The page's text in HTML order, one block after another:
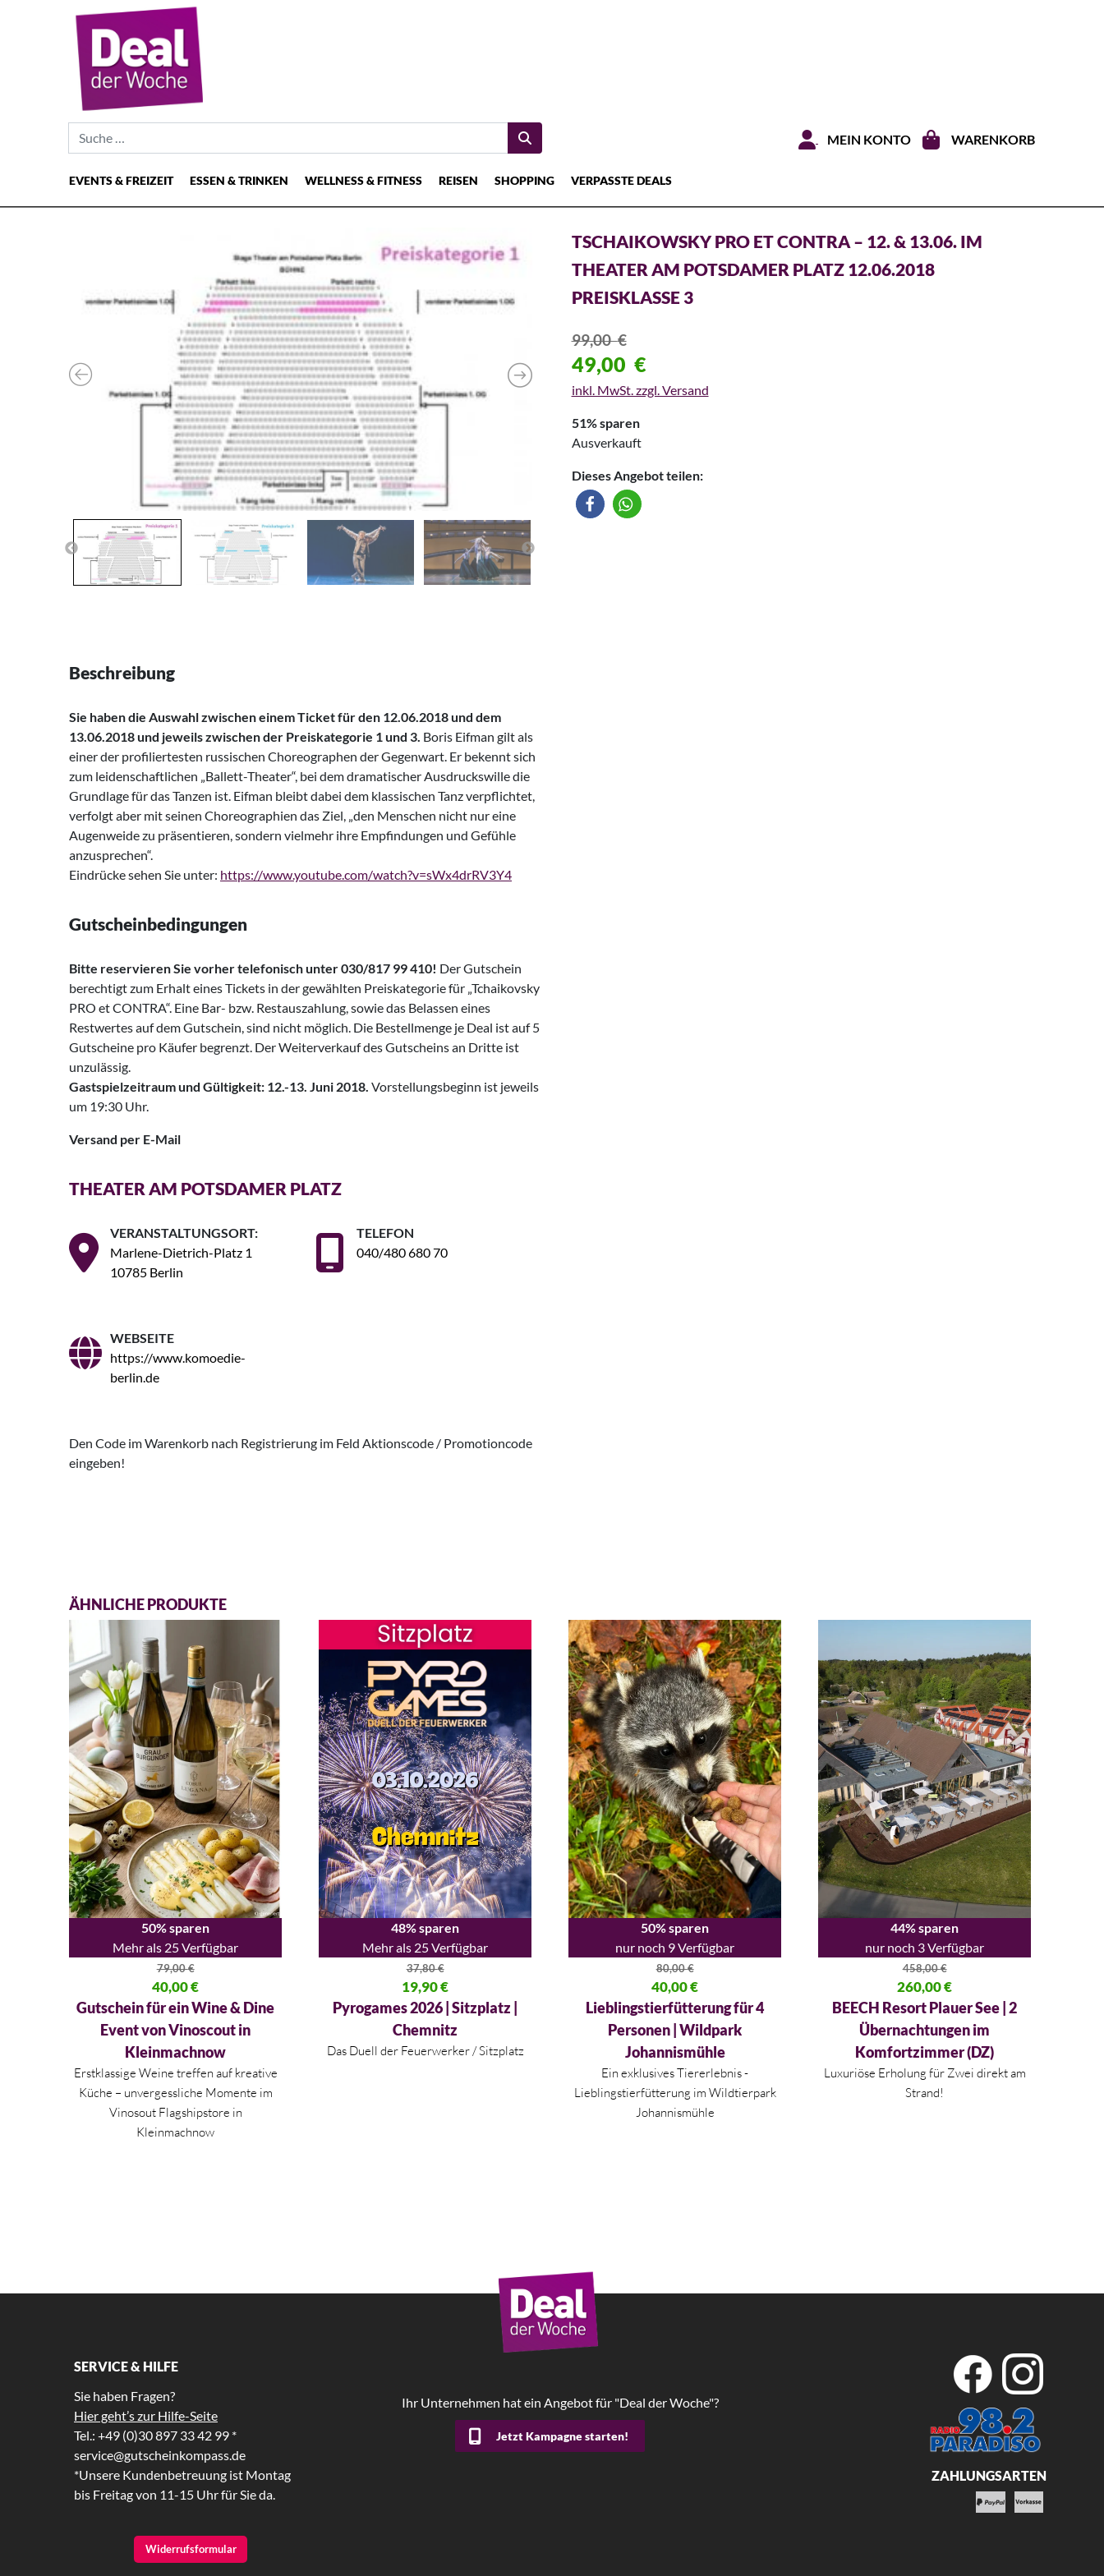
Suche nach:
MEIN KONTO WARENKORB
Hauptnavigation
EVENTS & FREIZEIT ESSEN & TRINKEN WELLNESS & FITNESS REISEN SHOPPING VERPASSTE DEALS
TSCHAIKOWSKY PRO ET CONTRA – 12. & 13.06. IM
THEATER AM POTSDAMER PLATZ 12.06.2018
PREISKLASSE 3
99,00€
49,00 €
inkl. MwSt. zzgl. Versand
51% sparen
Ausverkauft
Dieses Angebot teilen:
Beschreibung
Sie haben die Auswahl zwischen einem Ticket für den 12.06.2018 und dem
13.06.2018 und jeweils zwischen der Preiskategorie 1 und 3. Boris Eifman gilt als
einer der profiliertesten russischen Choreographen der Gegenwart. Er bekennt sich
zum leidenschaftlichen „Ballett-Theater“, bei dem dramatischer Ausdruckswille die
Grundlage für das Tanzen ist. Eifman bleibt dabei dem klassischen Tanz verpflichtet,
verfolgt aber mit seinen Choreographien das Ziel, „den Menschen nicht nur eine
Augenweide zu präsentieren, sondern vielmehr ihre Empfindungen und Gefühle
anzusprechen“.
Eindrücke sehen Sie unter: https://www.youtube.com/watch?v=sWx4drRV3Y4
Gutscheinbedingungen
Bitte reservieren Sie vorher telefonisch unter 030/817 99 410! Der Gutschein
berechtigt zum Erhalt eines Tickets in der gewählten Preiskategorie für „Tchaikovsky
PRO et CONTRA“. Eine Bar- bzw. Restauszahlung, sowie das Belassen eines
Restwertes auf dem Gutschein, sind nicht möglich. Die Bestellmenge je Deal ist auf 5
Gutscheine pro Käufer begrenzt. Der Weiterverkauf des Gutscheins an Dritte ist
unzulässig.
Gastspielzeitraum und Gültigkeit: 12.-13. Juni 2018. Vorstellungsbeginn ist jeweils
um 19:30 Uhr.
Versand per E-Mail
THEATER AM POTSDAMER PLATZ
VERANSTALTUNGSORT:
Marlene-Dietrich-Platz 1
10785 Berlin
TELEFON
040/480 680 70
WEBSEITE
https://www.komoedie-
berlin.de
Den Code im Warenkorb nach Registrierung im Feld Aktionscode / Promotioncode
eingeben!
ÄHNLICHE PRODUKTE
50% sparen
Mehr als 25 Verfügbar
79,00€
Ursprünglicher Preis war: 79,00 €
40,00€
Aktueller Preis ist: 40,00 €.
Gutschein für ein Wine & Dine
Event von Vinoscout in
Kleinmachnow
Erstklassige Weine treffen auf kreative
Küche – unvergessliche Momente im
Vinosout Flagshipstore in
Kleinmachnow
48% sparen
Mehr als 25 Verfügbar
37,80€
Ursprünglicher Preis war: 37,80 €
19,90€
Aktueller Preis ist: 19,90 €.
Pyrogames 2026 | Sitzplatz |
Chemnitz
Das Duell der Feuerwerker / Sitzplatz
50% sparen
nur noch 9 Verfügbar
80,00€
Ursprünglicher Preis war: 80,00 €
40,00€
Aktueller Preis ist: 40,00 €.
Lieblingstierfütterung für 4
Personen | Wildpark
Johannismühle
Ein exklusives Tiererlebnis -
Lieblingstierfütterung im Wildtierpark
Johannismühle
44% sparen
nur noch 3 Verfügbar
458,00€
Ursprünglicher Preis war: 458,00 €
260,00€
Aktueller Preis ist: 260,00 €.
BEECH Resort Plauer See | 2
Übernachtungen im
Komfortzimmer (DZ)
Luxuriöse Erholung für Zwei direkt am
Strand!
SERVICE & HILFE
Sie haben Fragen?
Hier geht’s zur Hilfe-Seite
Tel.: +49 (0)30 897 33 42 99 *
service@gutscheinkompass.de
*Unsere Kundenbetreuung ist Montag
bis Freitag von 11-15 Uhr für Sie da.
Widerrufsformular
Ihr Unternehmen hat ein Angebot für "Deal der Woche"?
Jetzt Kampagne starten!
ZAHLUNGSARTEN